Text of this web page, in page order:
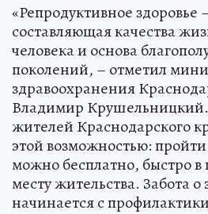
«Репродуктивное здоровье
составляющая качества
человека и основа
поколений, – отметил
здравоохранения
Владимир
жителей Краснодарского
этой возможностью:
можно бесплатно, быстро
месту жительства. Забота о
начинается с